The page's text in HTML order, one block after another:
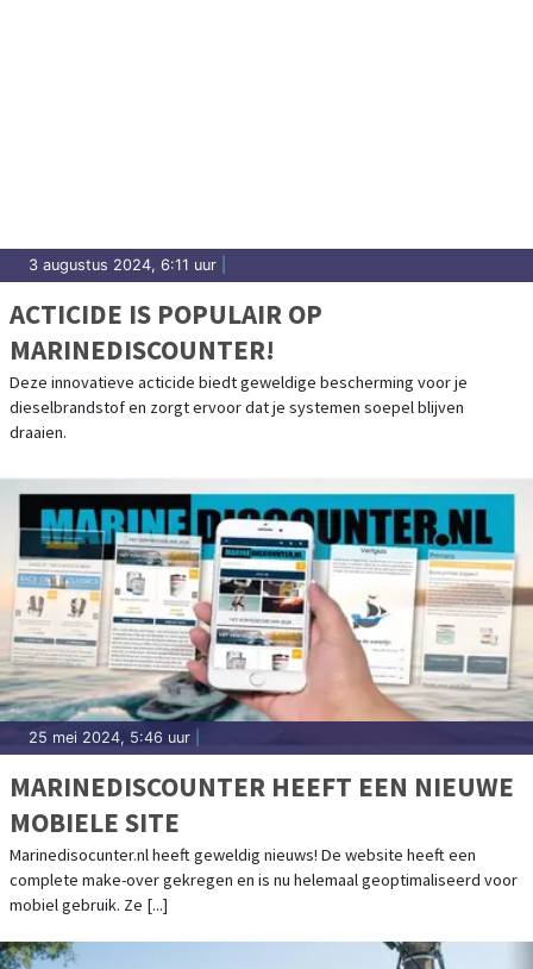
3 augustus 2024, 6:11 uur
ACTICIDE IS POPULAIR OP
MARINEDISCOUNTER!
Deze innovatieve acticide biedt geweldige bescherming voor je
dieselbrandstof en zorgt ervoor dat je systemen soepel blijven
draaien.
25 mei 2024, 5:46 uur
MARINEDISCOUNTER HEEFT EEN NIEUWE
MOBIELE SITE
Marinedisocunter.nl heeft geweldig nieuws! De website heeft een
complete make-over gekregen en is nu helemaal geoptimaliseerd voor
mobiel gebruik. Ze [...]